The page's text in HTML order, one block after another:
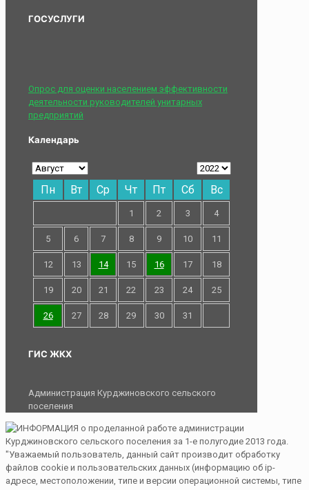
ГОСУСЛУГИ
Опрос для оценки населением эффективности
деятельности руководителей унитарных
предприятий
Календарь
Пн Вт Ср Чт Пт Сб Вс
1 2 3 4
5 6 7 8 9 10 11
12 13 14 15 16 17 18
19 20 21 22 23 24 25
26 27 28 29 30 31
ГИС ЖКХ
Администрация Курджиновского сельского
поселения
"Уважаемый пользователь, данный сайт производит обработку
файлов cookie и пользовательских данных (информацию об ip-
адресе, местоположении, типе и версии операционной системы, типе